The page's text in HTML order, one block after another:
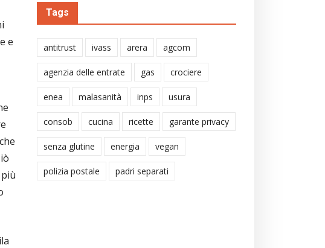
e
Tags
antitrust ivass arera agcom
agenzia delle entrate gas crociere
enea malasanità inps usura
consob cucina ricette garante privacy
senza glutine energia vegan
polizia postale padri separati